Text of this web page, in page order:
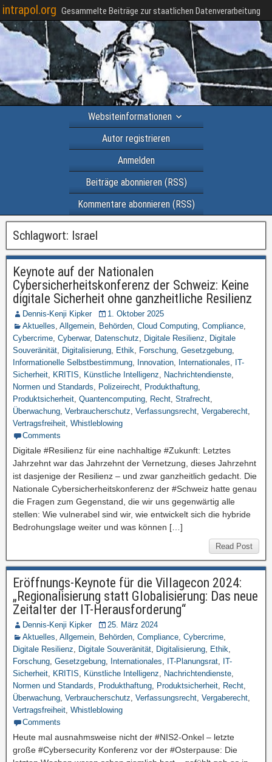
intrapol.org Gesammelte Beiträge zur staatlichen Datenverarbeitung
Websiteinformationen
Autor registrieren
Anmelden
Beiträge abonnieren (RSS)
Kommentare abonnieren (RSS)
Schlagwort: Israel
Keynote auf der Nationalen
Cybersicherheitskonferenz der Schweiz: Keine
digitale Sicherheit ohne ganzheitliche Resilienz
Dennis-Kenji Kipker
1. Oktober 2025
Aktuelles, Allgemein, Behörden, Cloud Computing, Compliance,
Cybercrime, Cyberwar, Datenschutz, Digitale Resilienz, Digitale
Souveränität, Digitalisierung, Ethik, Forschung, Gesetzgebung,
Informationelle Selbstbestimmung, Innovation, Internationales, IT-
Sicherheit, KRITIS, Künstliche Intelligenz, Nachrichtendienste,
Normen und Standards, Polizeirecht, Produkthaftung,
Produktsicherheit, Quantencomputing, Recht, Strafrecht,
Überwachung, Verbraucherschutz, Verfassungsrecht, Vergaberecht,
Vertragsfreiheit, Whistleblowing
Comments
Digitale #Resilienz für eine nachhaltige #Zukunft: Letztes
Jahrzehnt war das Jahrzehnt der Vernetzung, dieses Jahrzehnt
ist dasjenige der Resilienz – und zwar ganzheitlich gedacht. Die
Nationale Cybersicherheitskonferenz der #Schweiz hatte genau
die Fragen zum Gegenstand, die wir uns gegenwärtig alle
stellen: Wie vulnerabel sind wir, wie entwickelt sich die hybride
Bedrohungslage weiter und was können […]
Read Post
Eröffnungs-Keynote für die Villagecon 2024:
„Regionalisierung statt Globalisierung: Das neue
Zeitalter der IT-Herausforderung“
Dennis-Kenji Kipker
25. März 2024
Aktuelles, Allgemein, Behörden, Compliance, Cybercrime,
Digitale Resilienz, Digitale Souveränität, Digitalisierung, Ethik,
Forschung, Gesetzgebung, Internationales, IT-Planungsrat, IT-
Sicherheit, KRITIS, Künstliche Intelligenz, Nachrichtendienste,
Normen und Standards, Produkthaftung, Produktsicherheit, Recht,
Überwachung, Verbraucherschutz, Verfassungsrecht, Vergaberecht,
Vertragsfreiheit, Whistleblowing
Comments
Heute mal ausnahmsweise nicht der #NIS2-Onkel – letzte
große #Cybersecurity Konferenz vor der #Osterpause: Die